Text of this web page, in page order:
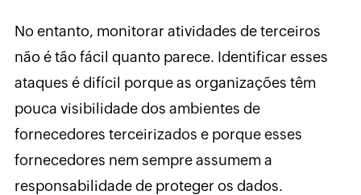
No entanto, monitorar atividades de terceiros
não é tão fácil quanto parece. Identificar esses
ataques é difícil porque as organizações têm
pouca visibilidade dos ambientes de
fornecedores terceirizados e porque esses
fornecedores nem sempre assumem a
responsabilidade de proteger os dados.